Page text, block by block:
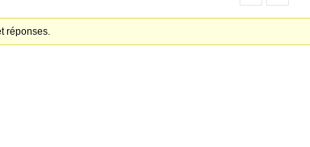
réponses.